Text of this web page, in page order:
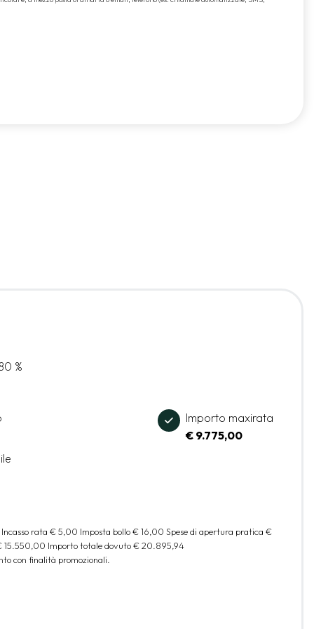
%
Importo maxirata
€ 9.775,00
Incasso rata € 5,00 Imposta bollo€ 16,00 Spese di apertura pratica €
15.550,00 Importo totale dovuto€ 20.895,94
con finalità promozionali.